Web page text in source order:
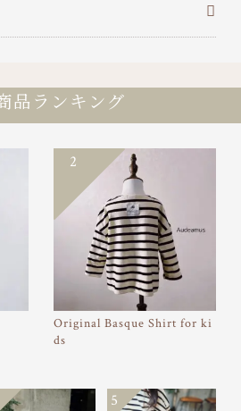
品ランキング
Original Basque Shirt for ki
ds
2
5